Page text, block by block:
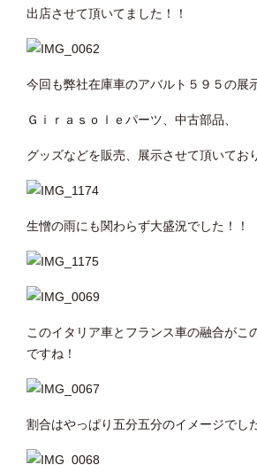
出店させて頂いてました！！
今回も弊社在庫車のアバルト５９５の展示
Ｇｉｒａｓｏｌｅパーツ、中古部品、
グッズなどを販売、展示させて頂いてお
生憎の雨にも関わらず大盛況でした！！
このイタリア車とフランス車の融合がこ
ですね！
割合はやっぱり五分五分のイメージでした